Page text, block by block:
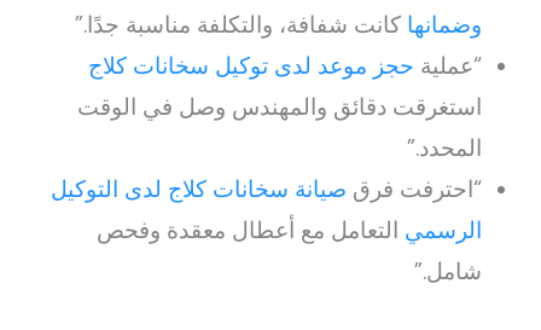
وضمانها كانت شفافة، والتكلفة مناسبة جدًا.”
“عملية حجز موعد لدى توكيل سخانات كلاج
استغرقت دقائق والمهندس وصل في الوقت
المحدد.”
“احترفت فرق صيانة سخانات كلاج لدى التوكيل
الرسمي التعامل مع أعطال معقدة وفحص
شامل.”